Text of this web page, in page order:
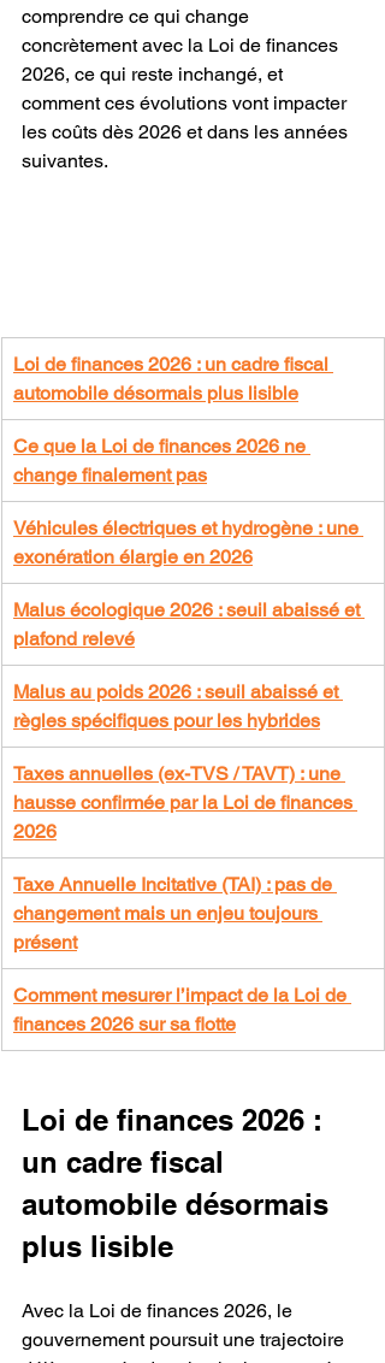
comprendre ce qui change
concrètement avec la Loi de finances
2026, ce qui reste inchangé, et
comment ces évolutions vont impacter
les coûts dès 2026 et dans les années
suivantes.
Loi de finances 2026 : un cadre fiscal
automobile désormais plus lisible
Ce que la Loi de finances 2026 ne
change finalement pas
Véhicules électriques et hydrogène : une
exonération élargie en 2026
Malus écologique 2026 : seuil abaissé et
plafond relevé
Malus au poids 2026 : seuil abaissé et
règles spécifiques pour les hybrides
Taxes annuelles (ex-TVS / TAVT) : une
hausse confirmée par la Loi de finances
2026
Taxe Annuelle Incitative (TAI) : pas de
changement mais un enjeu toujours
présent
Comment mesurer l’impact de la Loi de
finances 2026 sur sa flotte
Loi de finances 2026 :
un cadre fiscal
automobile désormais
plus lisible
Avec la Loi de finances 2026, le
gouvernement poursuit une trajectoire